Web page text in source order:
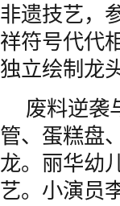
非遗技艺，
祥符号代代
独立绘制龙
废料逆袭
管、蛋糕盘
龙。丽华幼
艺。小演员